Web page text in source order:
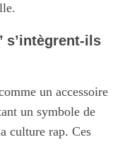
s’intègrent-ils
un accessoire
un symbole de
culture rap. Ces